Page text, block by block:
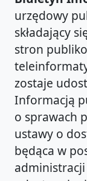
urzędowy
składający
stron
zostaje
Informacją
o sprawach
ustawy o
będąca w